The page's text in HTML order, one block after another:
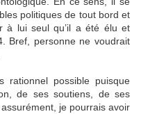
politiques de tout bord et
à lui seul qu’il a été élu et
Bref, personne ne voudrait
possible puisque
de ses soutiens, de ses
je pourrais avoir